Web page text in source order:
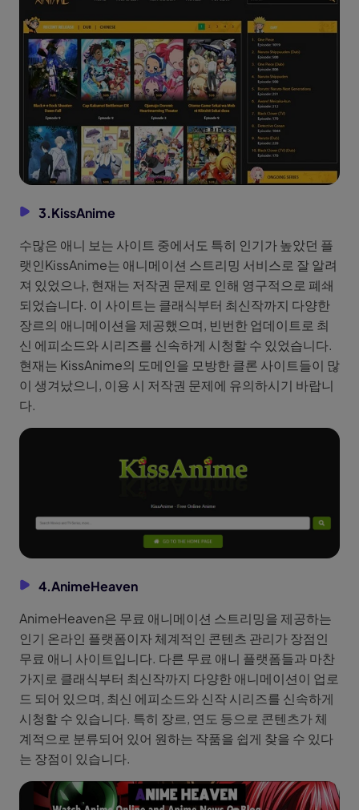
3.KissAnime
수많은 애니 보는 사이트 중에서도 특히 인기가 높았던 플
랫인KissAnime는 애니메이션 스트리밍 서비스로 잘 알려
져 있었으나, 현재는 저작권 문제로 인해 영구적으로 폐쇄
되었습니다. 이 사이트는 클래식부터 최신작까지 다양한
장르의 애니메이션을 제공했으며, 빈번한 업데이트로 최
신 에피소드와 시리즈를 신속하게 시청할 수 있었습니다.
현재는 KissAnime의 도메인을 모방한 클론 사이트들이 많
이 생겨났으니, 이용 시 저작권 문제에 유의하시기 바랍니
다.
4.AnimeHeaven
AnimeHeaven은 무료 애니메이션 스트리밍을 제공하는
인기 온라인 플랫폼이자 체계적인 콘텐츠 관리가 장점인
무료 애니 사이트입니다. 다른 무료 애니 플랫폼들과 마찬
가지로 클래식부터 최신작까지 다양한 애니메이션이 업로
드 되어 있으며, 최신 에피소드와 신작 시리즈를 신속하게
시청할 수 있습니다. 특히 장르, 연도 등으로 콘텐츠가 체
계적으로 분류되어 있어 원하는 작품을 쉽게 찾을 수 있다
는 장점이 있습니다.